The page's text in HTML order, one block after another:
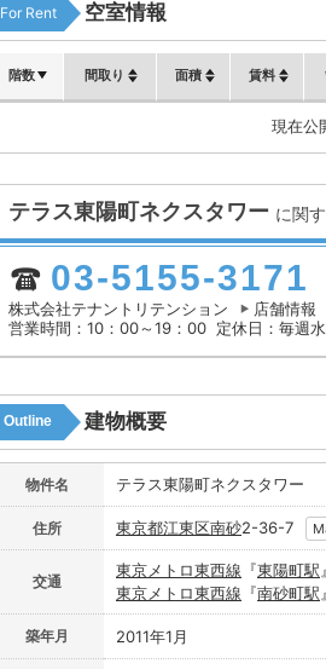
For Rent 空室情報
階数 間取り 面積 賃料
現在公
テラス東陽町ネクスタワー に関
03-5155-3171
株式会社テナントリテンション
店舗情報
営業時間：10：00～19：00 定休日：毎週
Outline 建物概要
物件名 テラス東陽町ネクスタワー
住所 東京都江東区南砂2-36-7
交通
東京メトロ東西線 『東陽町駅
東京メトロ東西線 『南砂町駅
築年月 2011年1月